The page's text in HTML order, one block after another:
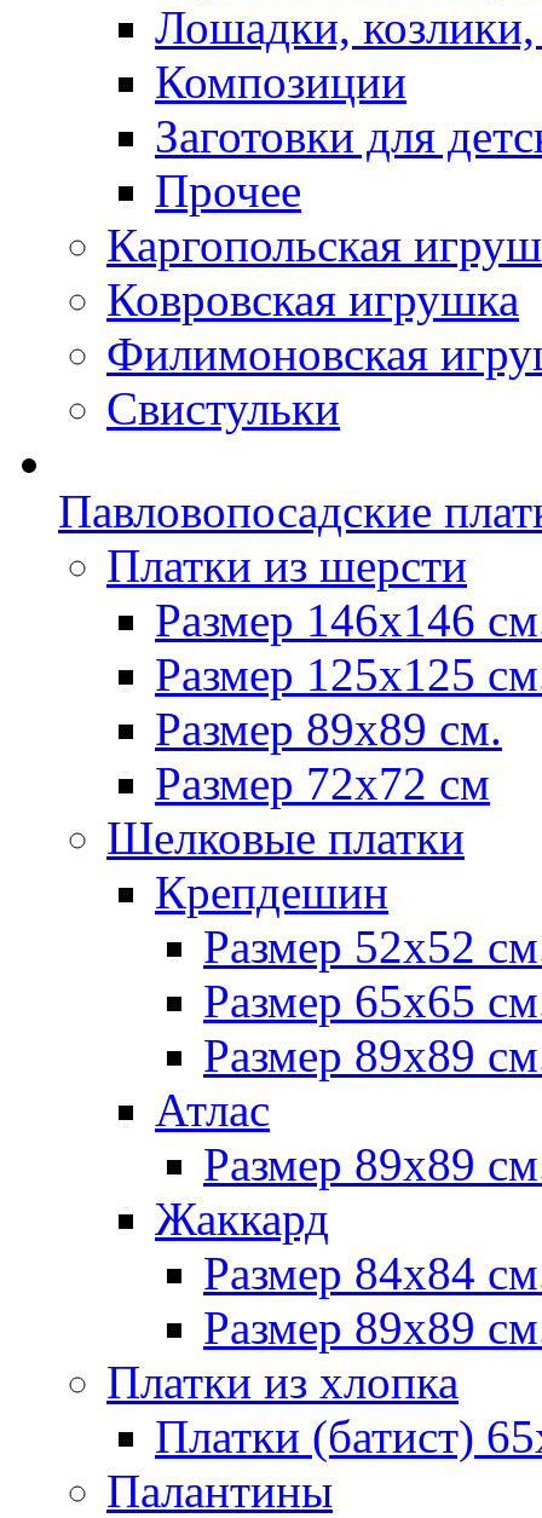
Лошадки,
Композиции
Заготовки для
Прочее
Каргопольская
Ковровская игрушка
Филимоновская
Свистульки
Павловопосадские
Платки из шерсти
Размер 146х146
Размер 125х125
Размер 89х89 см.
Размер 72x72 см
Шелковые платки
Крепдешин
Размер 52х52
Размер 65х65
Размер 89х89
Атлас
Размер 89х89
Жаккард
Размер 84х84
Размер 89х89
Платки из хлопка
Платки (батист)
Палантины